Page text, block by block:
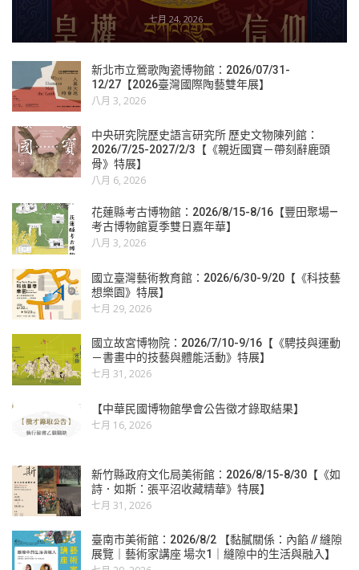
七月 24, 2026
新北市立鶯歌陶瓷博物館：2026/07/31-
12/27【2026臺灣國際陶藝雙年展】
八月 3, 2026
中央研究院歷史語言研究所 歷史文物陳列館：
2026/7/25-2027/2/3【《親近國寶－帶刻辭鹿頭
骨》特展】
八月 6, 2026
花蓮縣考古博物館：2026/8/15-8/16【豐田聚場—
考古博物館夏季雙日嘉年華】
八月 3, 2026
國立臺灣藝術教育館：2026/6/30-9/20【《科技藝
想樂園》特展】
七月 29, 2026
國立故宮博物院：2026/7/10-9/16【《騁技與運動
－書畫中的技藝與體能活動》特展】
七月 31, 2026
【中華民國博物館學會公告徵才錄取結果】
七月 16, 2026
新竹縣政府文化局美術館：2026/8/15-8/30【《如
詩．如斯：張平沼收藏精華》特展】
七月 31, 2026
臺南市美術館：2026/8/2 【黏膩關係：內餡 // 縫隙
展覽｜藝術家講座 場次1｜縫隙中的生活與融入】